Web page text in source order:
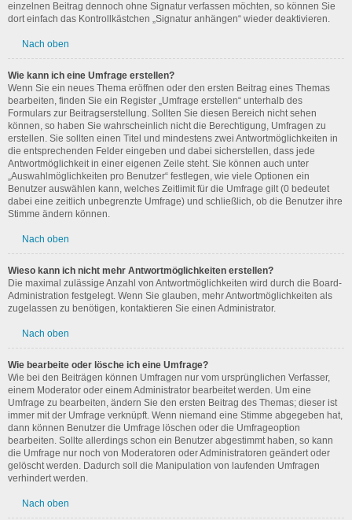
einzelnen Beitrag dennoch ohne Signatur verfassen möchten, so können Sie
dort einfach das Kontrollkästchen „Signatur anhängen“ wieder deaktivieren.
Nach oben
Wie kann ich eine Umfrage erstellen?
Wenn Sie ein neues Thema eröffnen oder den ersten Beitrag eines Themas
bearbeiten, finden Sie ein Register „Umfrage erstellen“ unterhalb des
Formulars zur Beitragserstellung. Sollten Sie diesen Bereich nicht sehen
können, so haben Sie wahrscheinlich nicht die Berechtigung, Umfragen zu
erstellen. Sie sollten einen Titel und mindestens zwei Antwortmöglichkeiten in
die entsprechenden Felder eingeben und dabei sicherstellen, dass jede
Antwortmöglichkeit in einer eigenen Zeile steht. Sie können auch unter
„Auswahlmöglichkeiten pro Benutzer“ festlegen, wie viele Optionen ein
Benutzer auswählen kann, welches Zeitlimit für die Umfrage gilt (0 bedeutet
dabei eine zeitlich unbegrenzte Umfrage) und schließlich, ob die Benutzer ihre
Stimme ändern können.
Nach oben
Wieso kann ich nicht mehr Antwortmöglichkeiten erstellen?
Die maximal zulässige Anzahl von Antwortmöglichkeiten wird durch die Board-
Administration festgelegt. Wenn Sie glauben, mehr Antwortmöglichkeiten als
zugelassen zu benötigen, kontaktieren Sie einen Administrator.
Nach oben
Wie bearbeite oder lösche ich eine Umfrage?
Wie bei den Beiträgen können Umfragen nur vom ursprünglichen Verfasser,
einem Moderator oder einem Administrator bearbeitet werden. Um eine
Umfrage zu bearbeiten, ändern Sie den ersten Beitrag des Themas; dieser ist
immer mit der Umfrage verknüpft. Wenn niemand eine Stimme abgegeben hat,
dann können Benutzer die Umfrage löschen oder die Umfrageoption
bearbeiten. Sollte allerdings schon ein Benutzer abgestimmt haben, so kann
die Umfrage nur noch von Moderatoren oder Administratoren geändert oder
gelöscht werden. Dadurch soll die Manipulation von laufenden Umfragen
verhindert werden.
Nach oben